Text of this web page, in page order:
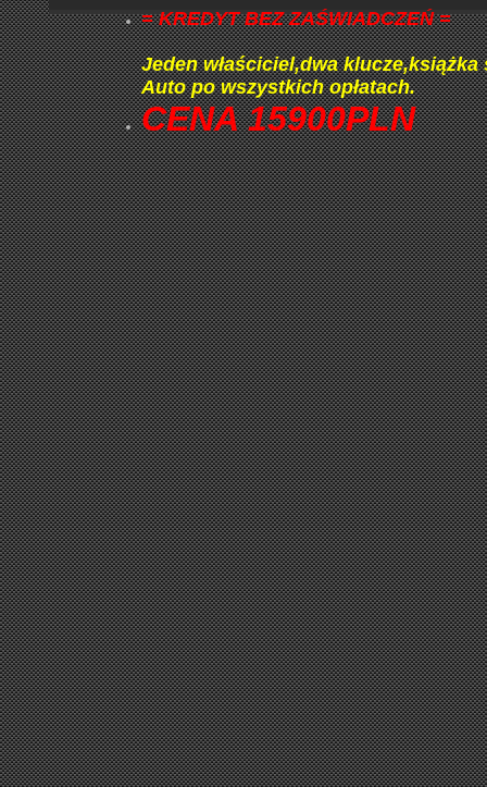
= KREDYT BEZ ZAŚWIADCZEŃ =
Jeden właściciel,dwa klucze,książka
Auto po wszystkich opłatach.
CENA 15900PLN